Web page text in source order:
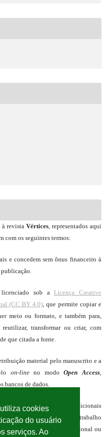
cookies
do usuário
serviços. Ao
à revistaVértices, representados aqui
com os seguintes termos:
e concedem sem ônus financeiro à
licenciado sob a Licença Creative
(CC BY 4.0), que permite copiar e
meio ou formato, e também para,
transformar ou criar, com
que citada a fonte.
material pelo manuscrito e a
lo on-lineno modoOpen Access,
bancos de dados.
assumir contratos adicionais
exclusiva da versão do trabalho
em repositório institucional ou